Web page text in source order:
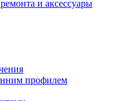
и аксессуары
профилем